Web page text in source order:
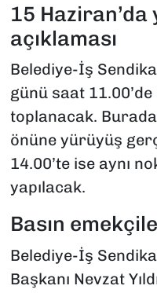
15 Haziran’da
açıklaması
Belediye-İş
günü saat
toplanacak.
önüne yürüyüş
14.00’te ise aynı
yapılacak.
Basın
Belediye-İş
Başkanı Nevzat